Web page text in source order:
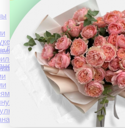
рождения"